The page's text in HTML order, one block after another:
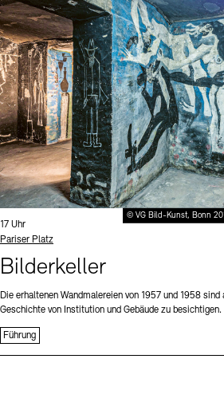
Stellenangebote Newsletter
Nachhaltigkeit Kontakt
Digitale Sammlungen Exil-Archive
© VG Bild-Kunst, Bonn
Uhrzeit:
17 Uhr
Standort
Pariser Platz
Bilderkeller
Die erhaltenen Wandmalereien von 1957 und 1958
Geschichte von Institution und Gebäude zu besichtigen.
Führung